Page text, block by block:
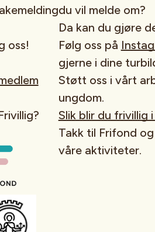
du vil melde om?
Da kan du gjøre
oss!
Følg oss på
gjerne i dine
Støtt oss i vårt
ungdom.
Slik blir du frivillig
Takk til Frifond
våre aktiviteter.